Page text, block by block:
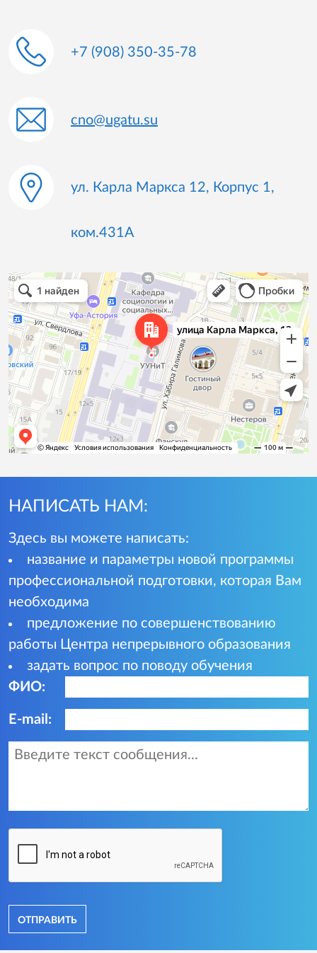
+7 (908) 350-35-78
cno@ugatu.su
ул. Карла Маркса 12, Корпус 1,
ком.431А
НАПИСАТЬ НАМ:
Здесь вы можете написать:
название и параметры новой программы
профессиональной подготовки, которая Вам
необходима
предложение по совершенствованию
работы Центра непрерывного образования
задать вопрос по поводу обучения
ФИО:
E-mail:
отправить